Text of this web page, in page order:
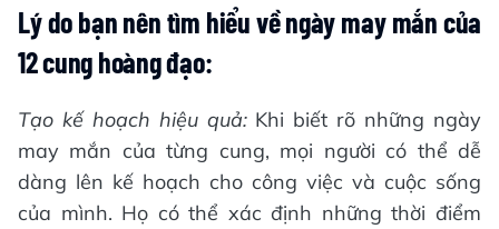
Lý do bạn nên tìm hiểu về ngày may mắn của
12 cung hoàng đạo:
Tạo kế hoạch hiệu quả:Khi biết rõ những ngày
may mắn của từng cung, mọi người có thể dễ
dàng lên kế hoạch cho công việc và cuộc sống
của mình. Họ có thể xác định những thời điểm